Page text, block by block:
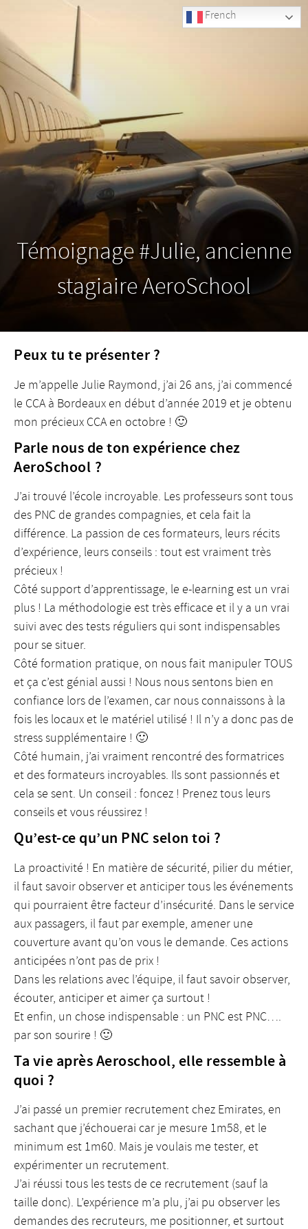
Témoignage #Julie, ancienne
stagiaire AeroSchool
Peux tu te présenter ?
Je m’appelle Julie Raymond, j’ai 26 ans, j’ai commencé
le CCA à Bordeaux en début d’année 2019 et je obtenu
mon précieux CCA en octobre ! 🙂
Parle nous de ton expérience chez
AeroSchool ?
J’ai trouvé l’école incroyable. Les professeurs sont tous
des PNC de grandes compagnies, et cela fait la
différence. La passion de ces formateurs, leurs récits
d’expérience, leurs conseils : tout est vraiment très
précieux !
Côté support d’apprentissage, le e-learning est un vrai
plus ! La méthodologie est très efficace et il y a un vrai
suivi avec des tests réguliers qui sont indispensables
pour se situer.
Côté formation pratique, on nous fait manipuler TOUS
et ça c’est génial aussi ! Nous nous sentons bien en
confiance lors de l’examen, car nous connaissons à la
fois les locaux et le matériel utilisé ! Il n’y a donc pas de
stress supplémentaire ! 🙂
Côté humain, j’ai vraiment rencontré des formatrices
et des formateurs incroyables. Ils sont passionnés et
cela se sent. Un conseil : foncez ! Prenez tous leurs
conseils et vous réussirez !
Qu’est-ce qu’un PNC selon toi ?
La proactivité ! En matière de sécurité, pilier du métier,
il faut savoir observer et anticiper tous les événements
qui pourraient être facteur d’insécurité. Dans le service
aux passagers, il faut par exemple, amener une
couverture avant qu’on vous le demande. Ces actions
anticipées n’ont pas de prix !
Dans les relations avec l’équipe, il faut savoir observer,
écouter, anticiper et aimer ça surtout !
Et enfin, un chose indispensable : un PNC est PNC….
par son sourire ! 🙂
Ta vie après Aeroschool, elle ressemble à
quoi ?
J’ai passé un premier recrutement chez Emirates, en
sachant que j’échouerai car je mesure 1m58, et le
minimum est 1m60. Mais je voulais me tester, et
expérimenter un recrutement.
J’ai réussi tous les tests de ce recrutement (sauf la
taille donc). L’expérience m’a plu, j’ai pu observer les
demandes des recruteurs, me positionner, et surtout
French